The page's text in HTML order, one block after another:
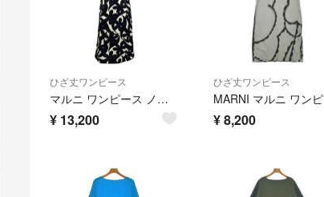
ひざ丈ワンピース
マルニ ワンピース ノースリーブ コットン 花柄 リボン ひざ丈 38 ネイビー
¥ 13,200
ひざ丈ワンピース
¥8,200